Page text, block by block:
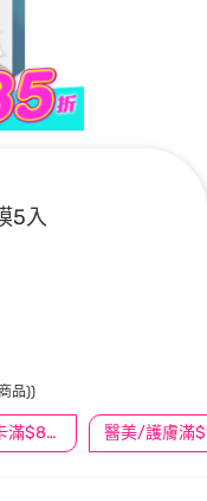
5入
刷中信卡滿$888送3萬點
品))